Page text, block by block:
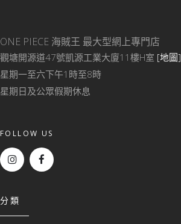
ONE PIECE 海賊王 最大型網上專門店
觀塘開源道47號凱源工業大廈11樓H室 [地圖]
星期一至六下午1時至8時
星期日及公眾假期休息
FOLLOW US
分類